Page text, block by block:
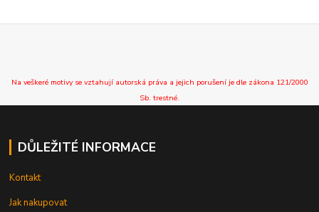
Na veškeré motivy se vztahují autorská práva a jejich porušení je dle zákona 121/2000
Sb. trestné.
DŮLEŽITÉ INFORMACE
Kontakt
Jak nakupovat